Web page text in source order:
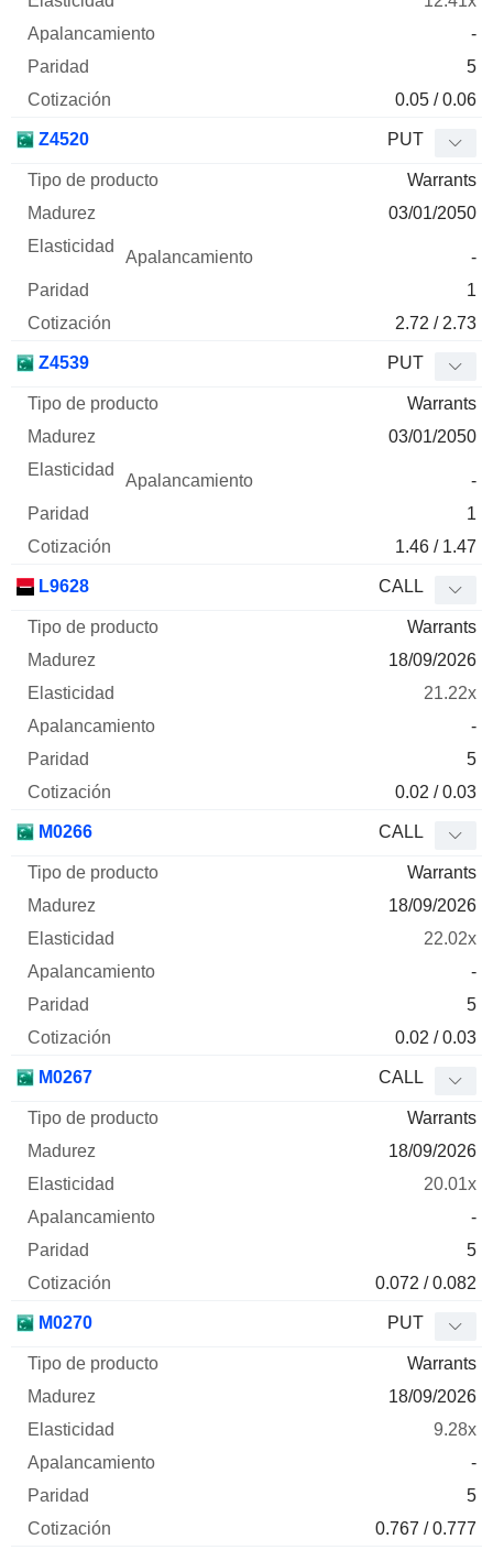
-
5
0.05 / 0.06
Z4520 PUT
Warrants
03/01/2050
-
1
2.72 / 2.73
Z4539 PUT
Warrants
03/01/2050
-
1
1.46 / 1.47
L9628 CALL
Warrants
18/09/2026
21.22x
-
5
0.02 / 0.03
M0266 CALL
Warrants
18/09/2026
22.02x
-
5
0.02 / 0.03
M0267 CALL
Warrants
18/09/2026
20.01x
-
5
0.072 / 0.082
M0270 PUT
Warrants
18/09/2026
9.28x
-
5
0.767 / 0.777